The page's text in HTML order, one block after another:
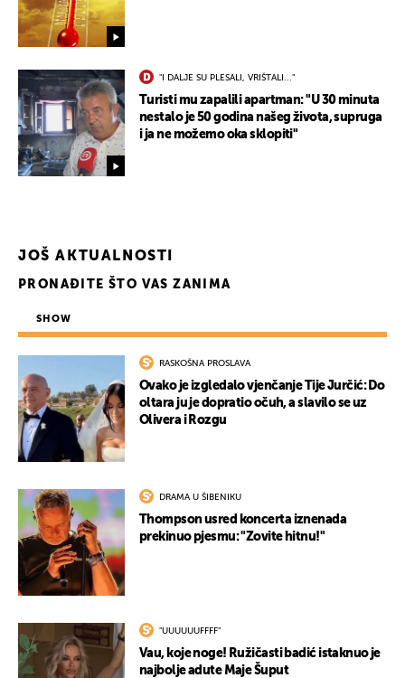
"I DALJE SU PLESALI, VRIŠTALI..."
Turisti mu zapalili apartman: "U 30 minuta
nestalo je 50 godina našeg života, supruga
i ja ne možemo oka sklopiti"
JOŠ AKTUALNOSTI
PRONAĐITE ŠTO VAS ZANIMA
SHOW
RASKOŠNA PROSLAVA
Ovako je izgledalo vjenčanje Tije Jurčić: Do
oltara ju je dopratio očuh, a slavilo se uz
Olivera i Rozgu
DRAMA U ŠIBENIKU
Thompson usred koncerta iznenada
prekinuo pjesmu: "Zovite hitnu!"
"UUUUUUFFFF"
Vau, koje noge! Ružičasti badić istaknuo je
najbolje adute Maje Šuput